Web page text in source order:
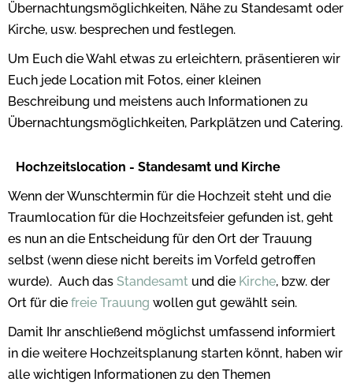
Übernachtungsmöglichkeiten, Nähe zu Standesamt oder
Kirche, usw. besprechen und festlegen.
Um Euch die Wahl etwas zu erleichtern, präsentieren wir
Euch jede Location mit Fotos, einer kleinen
Beschreibung und meistens auch Informationen zu
Übernachtungsmöglichkeiten, Parkplätzen und Catering.
Hochzeitslocation - Standesamt und Kirche
Wenn der Wunschtermin für die Hochzeit steht und die
Traumlocation für die Hochzeitsfeier gefunden ist, geht
es nun an die Entscheidung für den Ort der Trauung
selbst (wenn diese nicht bereits im Vorfeld getroffen
wurde). Auch das Standesamt und die Kirche, bzw. der
Ort für die freie Trauung wollen gut gewählt sein.
Damit Ihr anschließend möglichst umfassend informiert
in die weitere Hochzeitsplanung starten könnt, haben wir
alle wichtigen Informationen zu den Themen